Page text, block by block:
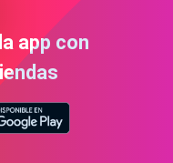
app con